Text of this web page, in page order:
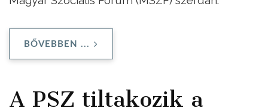
BŐVEBBEN ...
A PSZ tiltakozik a